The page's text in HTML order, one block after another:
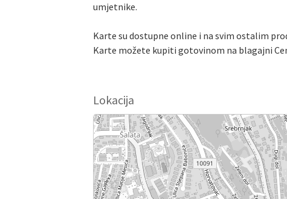
umjetnike.
Karte su dostupne online i na svim ostalim
Karte možete kupiti gotovinom na blagajni
Lokacija